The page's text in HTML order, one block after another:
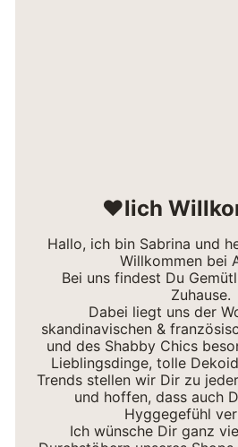
❤lich
Hallo, ich bin Sabrina und
Willkommen bei
Bei uns findest Du
Zuhause.
Dabei liegt uns der
skandinavischen &
und des Shabby Chics
Lieblingsdinge, tolle
Trends stellen wir Dir zu
und hoffen, dass auch
Hyggegefühl
Ich wünsche Dir ganz